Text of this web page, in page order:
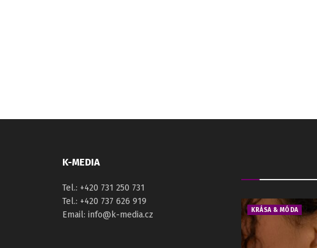
K-MEDIA
Tel.: +420 731 250 731
Tel.: +420 737 626 919
Email: info@k-media.cz
KRÁSA & MÓDA